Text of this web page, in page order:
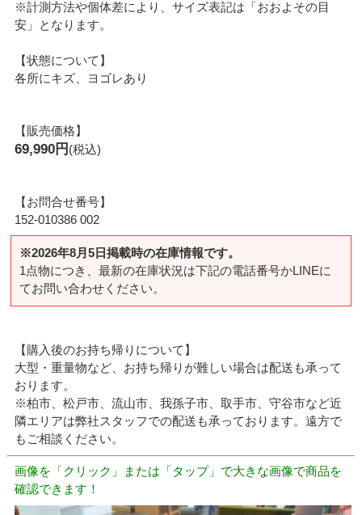
※計測方法や個体差により、サイズ表記は「おおよその目
安」となります。
【状態について】
各所にキズ、ヨゴレあり
【販売価格】
69,990円(税込)
【お問合せ番号】
152-010386 002
※2026年8月5日掲載時の在庫情報です。
1点物につき、最新の在庫状況は下記の電話番号かLINEに
てお問い合わせください。
【購入後のお持ち帰りについて】
大型・重量物など、お持ち帰りが難しい場合は配送も承って
おります。
※柏市、松戸市、流山市、我孫子市、取手市、守谷市など近
隣エリアは弊社スタッフでの配送も承っております。遠方で
もご相談ください。
画像を「クリック」または「タップ」で大きな画像で商品を
確認できます！